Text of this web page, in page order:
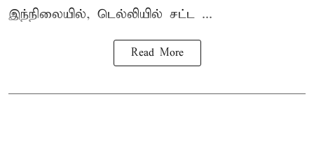
இந்நிலையில், டெல்லியில் சட்ட ...
Read More